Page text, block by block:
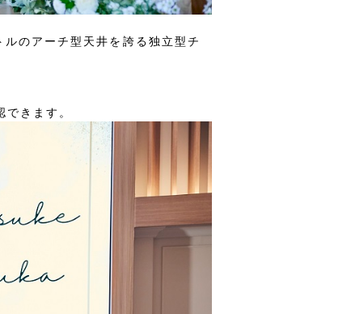
のアーチ型天井を誇る独立型チ
きます。